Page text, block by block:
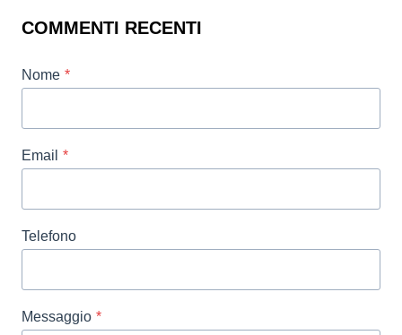
COMMENTI RECENTI
Nome *
Email *
Telefono
Messaggio *